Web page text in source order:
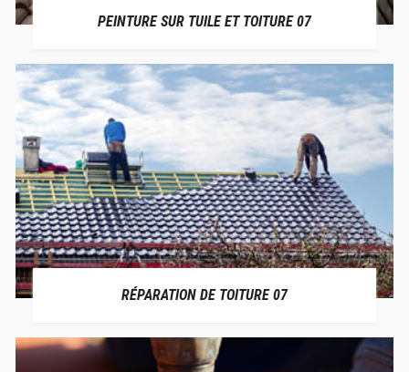
PEINTURE SUR TUILE ET TOITURE 07
RÉPARATION DE TOITURE 07